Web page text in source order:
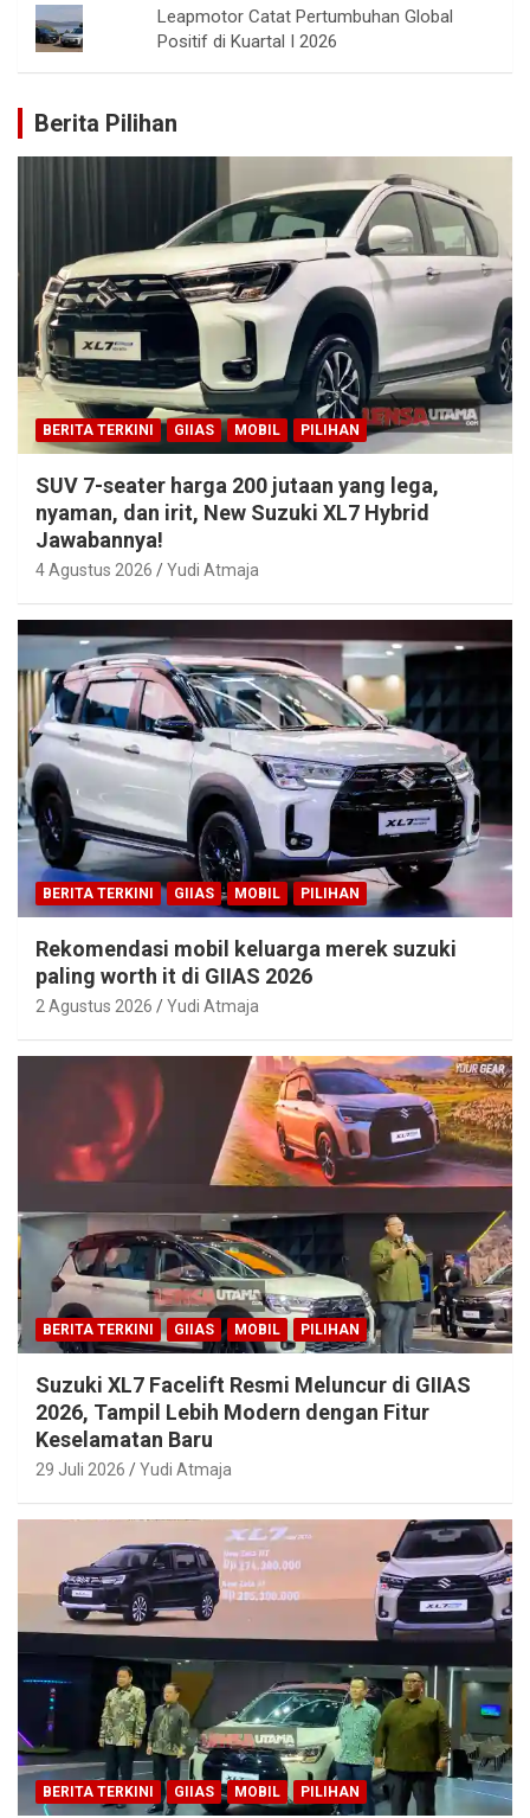
Leapmotor Catat Pertumbuhan Global
Positif di Kuartal I 2026
Berita Pilihan
BERITA TERKINI GIIAS MOBIL PILIHAN
SUV 7-seater harga 200 jutaan yang lega,
nyaman, dan irit, New Suzuki XL7 Hybrid
Jawabannya!
4 Agustus 2026 Yudi Atmaja
BERITA TERKINI GIIAS MOBIL PILIHAN
Rekomendasi mobil keluarga merek suzuki
paling worth it di GIIAS 2026
2 Agustus 2026 Yudi Atmaja
BERITA TERKINI GIIAS MOBIL PILIHAN
Suzuki XL7 Facelift Resmi Meluncur di GIIAS
2026, Tampil Lebih Modern dengan Fitur
Keselamatan Baru
29 Juli 2026 Yudi Atmaja
BERITA TERKINI GIIAS MOBIL PILIHAN